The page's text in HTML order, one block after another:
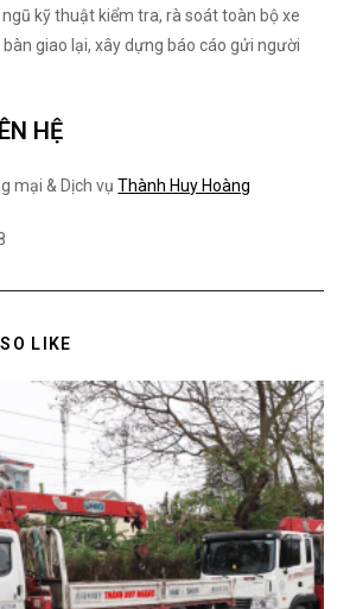
kỹ thuật kiểm tra, rà soát toàn bộ xe
giao lại, xây dựng báo cáo gửi người
HỆ
mại & Dịch vụThành Huy Hoàng
LIKE